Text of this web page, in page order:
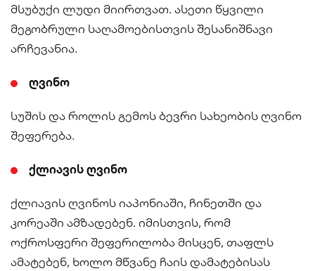
მსუბუქი ლუდი მიირთვათ. ასეთი წყვილი
მეგობრული საღამოებისთვის შესანიშნავი
არჩევანია.
ღვინო
სუშის და როლის გემოს ბევრი სახეობის ღვინო
შეფერება.
ქლიავის ღვინო
ქლიავის ღვინოს იაპონიაში, ჩინეთში და
კორეაში ამზადებენ. იმისთვის, რომ
ოქროსფერი შეფერილობა მისცენ, თაფლს
ამატებენ, ხოლო მწვანე ჩაის დამატებისას